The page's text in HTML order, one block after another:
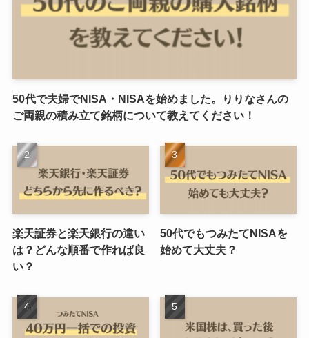
50代で夫婦でNISA・NISAを始めました。りりなさんの
ご両親の積み立て銘柄について教えてください！
楽天証券と楽天銀行の違い
は？どんな順番で作れば良
い？
50代でもつみたてNISAを
始めて大丈夫？